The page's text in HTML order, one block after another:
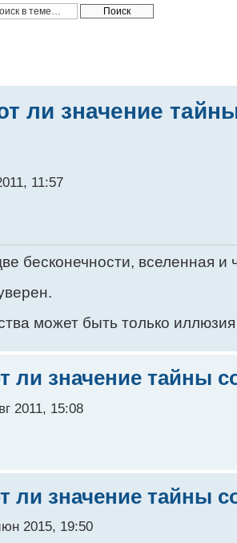
ли значение
11:57
бесконечности, вселенная и
может быть только
ли значение тайны
2011, 15:08
ли значение тайны
2015, 19:50